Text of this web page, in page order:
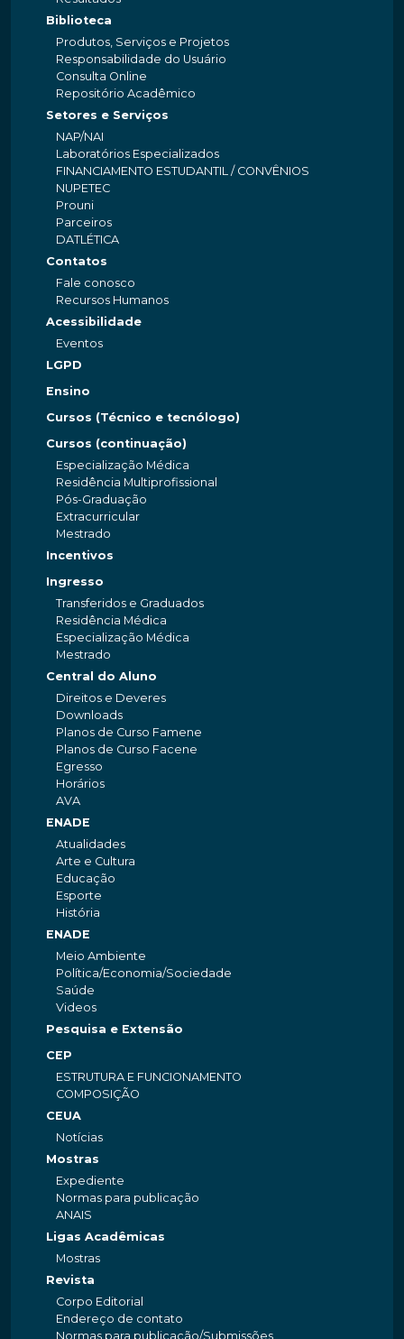
Biblioteca
Produtos, Serviços e Projetos
Responsabilidade do Usuário
Consulta Online
Repositório Acadêmico
Setores e Serviços
NAP/NAI
Laboratórios Especializados
FINANCIAMENTO ESTUDANTIL / CONVÊNIOS
NUPETEC
Prouni
Parceiros
DATLÉTICA
Contatos
Fale conosco
Recursos Humanos
Acessibilidade
Eventos
LGPD
Ensino
Cursos (Técnico e tecnólogo)
Cursos (continuação)
Especialização Médica
Residência Multiprofissional
Pós-Graduação
Extracurricular
Mestrado
Incentivos
Ingresso
Transferidos e Graduados
Residência Médica
Especialização Médica
Mestrado
Central do Aluno
Direitos e Deveres
Downloads
Planos de Curso Famene
Planos de Curso Facene
Egresso
Horários
AVA
ENADE
Atualidades
Arte e Cultura
Educação
Esporte
História
ENADE
Meio Ambiente
Política/Economia/Sociedade
Saúde
Videos
Pesquisa e Extensão
CEP
ESTRUTURA E FUNCIONAMENTO
COMPOSIÇÃO
CEUA
Notícias
Mostras
Expediente
Normas para publicação
ANAIS
Ligas Acadêmicas
Mostras
Revista
Corpo Editorial
Endereço de contato
Normas para publicação/Submissões